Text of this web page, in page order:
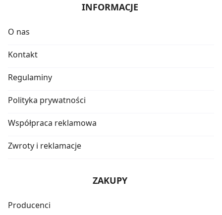
INFORMACJE
O nas
Kontakt
Regulaminy
Polityka prywatności
Współpraca reklamowa
Zwroty i reklamacje
ZAKUPY
Producenci